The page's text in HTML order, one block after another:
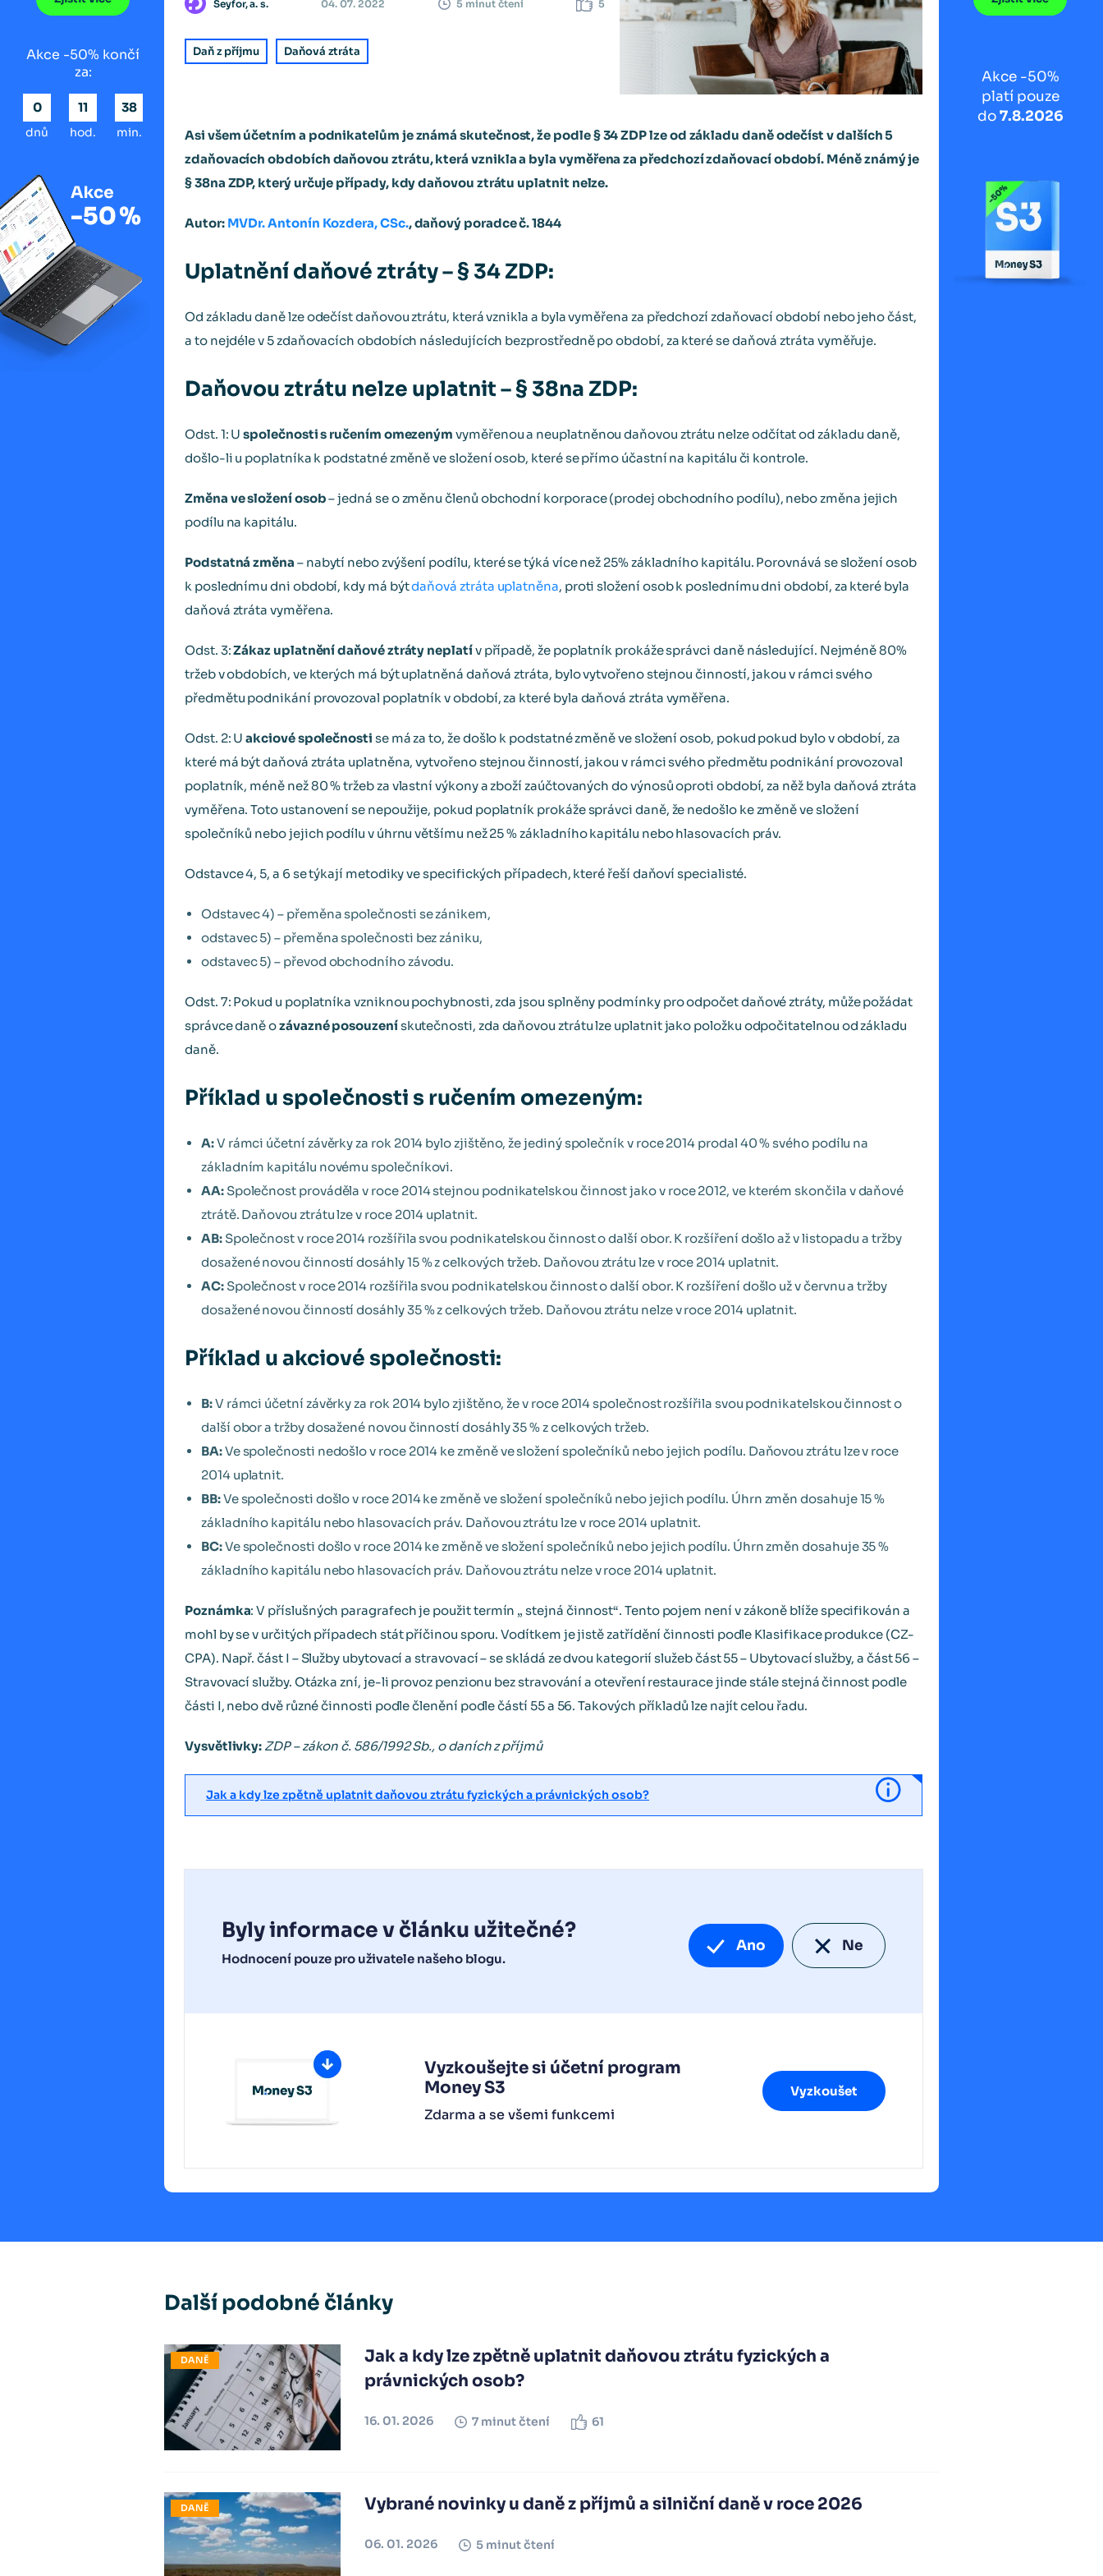
Akce -50% končí
za:
0
dnů
11
hod.
38
min.
Seyfor, a. s. 04. 07. 2022 5 minut čtení 5
Daň z příjmu Daňová ztráta
Asi všem účetním a podnikatelům je známá skutečnost, že podle § 34 ZDP lze od základu daně odečíst v dalších 5
zdaňovacích obdobích daňovou ztrátu, která vznikla a byla vyměřena za předchozí zdaňovací období. Méně známý je
§ 38na ZDP, který určuje případy, kdy daňovou ztrátu uplatnit nelze.
Autor: MVDr. Antonín Kozdera, CSc., daňový poradce č. 1844
Uplatnění daňové ztráty – § 34 ZDP:
Od základu daně lze odečíst daňovou ztrátu, která vznikla a byla vyměřena za předchozí zdaňovací období nebo jeho část,
a to nejdéle v 5 zdaňovacích obdobích následujících bezprostředně po období, za které se daňová ztráta vyměřuje.
Daňovou ztrátu nelze uplatnit – § 38na ZDP:
Odst. 1: Uspolečnosti s ručením omezeným vyměřenou a neuplatněnou daňovou ztrátu nelze odčítat od základu daně,
došlo-li u poplatníka k podstatné změně ve složení osob, které se přímo účastní na kapitálu či kontrole.
Změna ve složení osob– jedná se o změnu členů obchodní korporace (prodej obchodního podílu), nebo změna jejich
podílu na kapitálu.
Podstatná změna – nabytí nebo zvýšení podílu, které se týká více než 25% základního kapitálu. Porovnává se složení osob
k poslednímu dni období, kdy má býtdaňová ztráta uplatněna, proti složení osob k poslednímu dni období, za které byla
daňová ztráta vyměřena.
Odst. 3:Zákaz uplatnění daňové ztráty neplatív případě, že poplatník prokáže správci daně následující. Nejméně 80%
tržeb v obdobích, ve kterých má být uplatněná daňová ztráta, bylo vytvořeno stejnou činností, jakou v rámci svého
předmětu podnikání provozoval poplatník v období, za které byla daňová ztráta vyměřena.
Odst. 2: Uakciové společnosti se má za to, že došlo k podstatné změně ve složení osob, pokud pokud bylo v období, za
které má být daňová ztráta uplatněna, vytvořeno stejnou činností, jakou v rámci svého předmětu podnikání provozoval
poplatník, méně než 80 % tržeb za vlastní výkony a zboží zaúčtovaných do výnosů oproti období, za něž byla daňová ztráta
vyměřena. Toto ustanovení se nepoužije, pokud poplatník prokáže správci daně, že nedošlo ke změně ve složení
společníků nebo jejich podílu v úhrnu většímu než 25 % základního kapitálu nebo hlasovacích práv.
Odstavce 4, 5, a 6 se týkají metodiky ve specifických případech, které řeší daňoví specialisté.
Odstavec 4) – přeměna společnosti se zánikem,
odstavec 5) – přeměna společnosti bez zániku,
odstavec 5) – převod obchodního závodu.
Odst. 7: Pokud u poplatníka vzniknou pochybnosti, zda jsou splněny podmínky pro odpočet daňové ztráty, může požádat
správce daně ozávazné posouzenískutečnosti, zda daňovou ztrátu lze uplatnit jako položku odpočitatelnou od základu
daně.
Příklad u společnosti s ručením omezeným:
A:V rámci účetní závěrky za rok 2014 bylo zjištěno, že jediný společník v roce 2014 prodal 40 % svého podílu na
základním kapitálu novému společníkovi.
AA:Společnost prováděla v roce 2014 stejnou podnikatelskou činnost jako v roce 2012, ve kterém skončila v daňové
ztrátě. Daňovou ztrátu lze v roce 2014 uplatnit.
AB:Společnost v roce 2014 rozšířila svou podnikatelskou činnost o další obor. K rozšíření došlo až v listopadu a tržby
dosažené novou činností dosáhly 15 % z celkových tržeb. Daňovou ztrátu lze v roce 2014 uplatnit.
AC: Společnost v roce 2014 rozšířila svou podnikatelskou činnost o další obor. K rozšíření došlo už v červnu a tržby
dosažené novou činností dosáhly 35 % z celkových tržeb. Daňovou ztrátu nelze v roce 2014 uplatnit.
Příklad u akciové společnosti:
B:V rámci účetní závěrky za rok 2014 bylo zjištěno, že v roce 2014 společnost rozšířila svou podnikatelskou činnost o
další obor a tržby dosažené novou činností dosáhly 35 % z celkových tržeb.
BA:Ve společnosti nedošlo v roce 2014 ke změně ve složení společníků nebo jejich podílu. Daňovou ztrátu lze v roce
2014 uplatnit.
BB:Ve společnosti došlo v roce 2014 ke změně ve složení společníků nebo jejich podílu. Úhrn změn dosahuje 15 %
základního kapitálu nebo hlasovacích práv. Daňovou ztrátu lze v roce 2014 uplatnit.
BC:Ve společnosti došlo v roce 2014 ke změně ve složení společníků nebo jejich podílu. Úhrn změn dosahuje 35 %
základního kapitálu nebo hlasovacích práv. Daňovou ztrátu nelze v roce 2014 uplatnit.
Poznámka: V příslušných paragrafech je použit termín „ stejná činnost“. Tento pojem není v zákoně blíže specifikován a
mohl by se v určitých případech stát příčinou sporu. Vodítkem je jistě zatřídění činnosti podle Klasifikace produkce (CZ-
CPA). Např. část I – Služby ubytovací a stravovací – se skládá ze dvou kategorií služeb část 55 – Ubytovací služby, a část 56 –
Stravovací služby. Otázka zní, je-li provoz penzionu bez stravování a otevření restaurace jinde stále stejná činnost podle
části I, nebo dvě různé činnosti podle členění podle částí 55 a 56. Takových příkladů lze najít celou řadu.
Vysvětlivky: ZDP – zákon č. 586/1992 Sb., o daních z příjmů
Jak a kdy lze zpětně uplatnit daňovou ztrátu fyzických a právnických osob?
Byly informace v článku užitečné?
Hodnocení pouze pro uživatele našeho blogu.
Ano Ne
Vyzkoušejte si účetní program
Money S3
Zdarma a se všemi funkcemi
Vyzkoušet
Akce -50%
platí pouze
do7.8.2026
Další podobné články
DANĚ
Jak a kdy lze zpětně uplatnit daňovou ztrátu fyzických a
právnických osob?
16. 01. 2026 7 minut čtení 61
DANĚ Vybrané novinky u daně z příjmů a silniční daně v roce 2026
06. 01. 2026 5 minut čtení